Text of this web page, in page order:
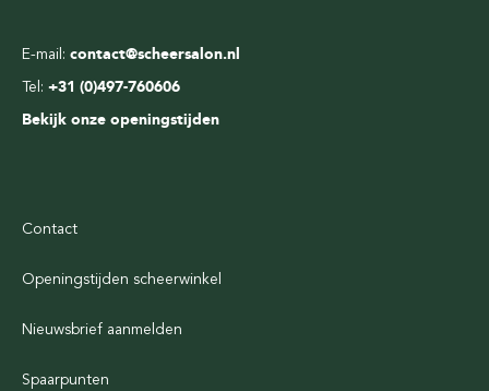
E-mail: contact@scheersalon.nl
Tel: +31 (0)497-760606
Bekijk onze openingstijden
Contact
Openingstijden scheerwinkel
Nieuwsbrief aanmelden
Spaarpunten